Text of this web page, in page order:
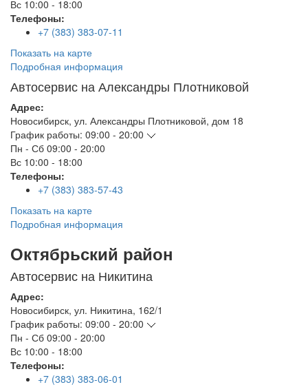
Вс 10:00 - 18:00
Телефоны:
+7 (383) 383-07-11
Показать на карте
Подробная информация
Автосервис на Александры Плотниковой
Адрес:
Новосибирск, ул. Александры Плотниковой, дом 18
График работы: 09:00 - 20:00
Пн - Сб 09:00 - 20:00
Вс 10:00 - 18:00
Телефоны:
+7 (383) 383-57-43
Показать на карте
Подробная информация
Октябрьский район
Автосервис на Никитина
Адрес:
Новосибирск, ул. Никитина, 162/1
График работы: 09:00 - 20:00
Пн - Сб 09:00 - 20:00
Вс 10:00 - 18:00
Телефоны:
+7 (383) 383-06-01